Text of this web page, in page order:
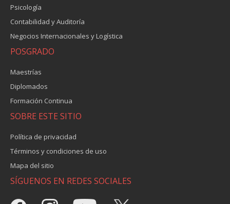
Psicología
Contabilidad y Auditoría
Negocios Internacionales y Logística
POSGRADO
Maestrías
Diplomados
Formación Continua
SOBRE ESTE SITIO
Política de privacidad
Términos y condiciones de uso
Mapa del sitio
SÍGUENOS EN REDES SOCIALES